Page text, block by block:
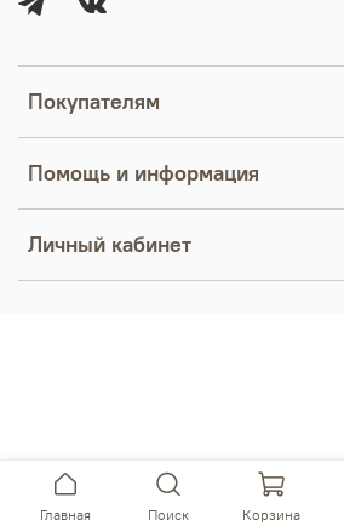
Покупателям
Помощь и информация
Личный кабинет
Главная Поиск Корзина